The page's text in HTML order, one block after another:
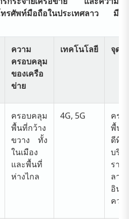
ทรศัพท์มือถือในประเทศลาว มี
ความ
ครอบคลุม
ของเครือ
ข่าย
เทคโนโลยี จุดแ
ครอบคลุม
พื้นที่กว้าง
ขวาง ทั้ง
ในเมือง
และพื้นที่
ห่างไกล
4G, 5G
ครอ
พื้น
ดีที่
บริก
ราย
ลาว
อินเ
ควา